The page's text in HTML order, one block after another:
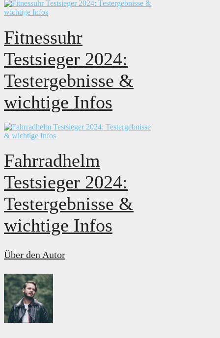
Fitnessuhr
Testsieger 2024:
Testergebnisse &
wichtige Infos
Fahrradhelm
Testsieger 2024:
Testergebnisse &
wichtige Infos
Über den Autor